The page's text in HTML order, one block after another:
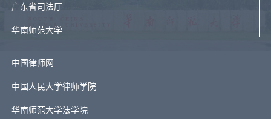
广东省司法厅
华南师范大学
中国律师网
中国人民大学律师学院
华南师范大学法学院